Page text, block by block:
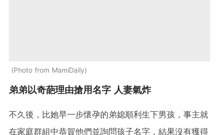
Photo from MamiDaily
弟弟以奇葩理由搶用名字 人妻氣炸
不久後，比她早一步懷孕的弟媳順利生下男孩，事主就
在家庭群組中恭賀他們並詢問孩子名字，結果沒有獲得